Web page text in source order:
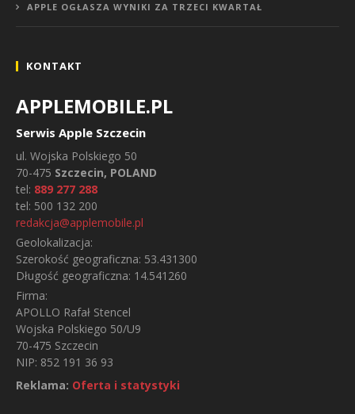
APPLE OGŁASZA WYNIKI ZA TRZECI KWARTAŁ
KONTAKT
APPLEMOBILE.PL
Serwis Apple Szczecin
ul. Wojska Polskiego 50
70-475 Szczecin, POLAND
tel: 889 277 288
tel: 500 132 200
redakcja@applemobile.pl
Geolokalizacja:
Szerokość geograficzna: 53.431300
Długość geograficzna: 14.541260
Firma:
APOLLO Rafał Stencel
Wojska Polskiego 50/U9
70-475 Szczecin
NIP: 852 191 36 93
Reklama: Oferta i statystyki